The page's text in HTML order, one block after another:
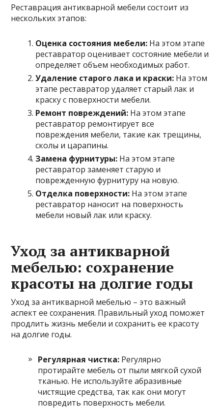
Реставрация антикварной мебели состоит из
нескольких этапов:
Оценка состояния мебели: На этом этапе
реставратор оценивает состояние мебели и
определяет объем необходимых работ.
Удаление старого лака и краски: На этом
этапе реставратор удаляет старый лак и
краску с поверхности мебели.
Ремонт повреждений: На этом этапе
реставратор ремонтирует все
повреждения мебели, такие как трещины,
сколы и царапины.
Замена фурнитуры: На этом этапе
реставратор заменяет старую и
поврежденную фурнитуру на новую.
Отделка поверхности: На этом этапе
реставратор наносит на поверхность
мебели новый лак или краску.
Уход за антикварной
мебелью: сохранение
красоты на долгие годы
Уход за антикварной мебелью – это важный
аспект ее сохранения. Правильный уход поможет
продлить жизнь мебели и сохранить ее красоту
на долгие годы.
Регулярная чистка: Регулярно
протирайте мебель от пыли мягкой сухой
тканью. Не используйте абразивные
чистящие средства, так как они могут
повредить поверхность мебели.